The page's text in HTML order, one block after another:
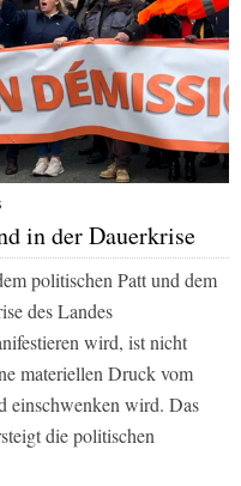
in der Dauerkrise
politischen Patt und dem
des Landes
wird, ist nicht
materiellen Druck vom
einschwenken wird. Das
die politischen